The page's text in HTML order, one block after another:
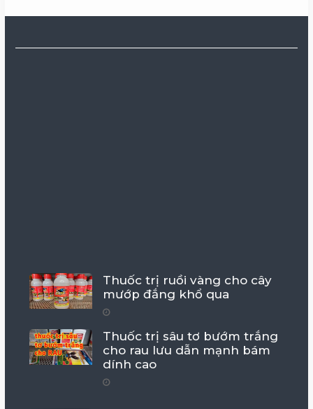
Thuốc trị ruồi vàng cho cây
mướp đắng khổ qua
Thuốc trị sâu tơ bướm trắng
cho rau lưu dẫn mạnh bám
dính cao